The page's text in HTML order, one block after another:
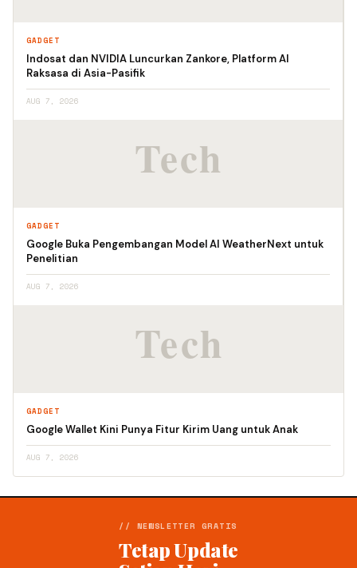
GADGET
Indosat dan NVIDIA Luncurkan Zankore, Platform AI
Raksasa di Asia-Pasifik
AUG 7, 2026
GADGET
Google Buka Pengembangan Model AI WeatherNext untuk
Penelitian
AUG 7, 2026
GADGET
Google Wallet Kini Punya Fitur Kirim Uang untuk Anak
AUG 7, 2026
// NEWSLETTER GRATIS
Tetap Update